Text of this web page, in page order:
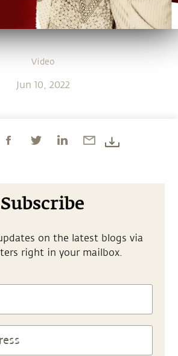
Video
Jun 10, 2022
Subscribe
on the latest blogs via
right in your mailbox.